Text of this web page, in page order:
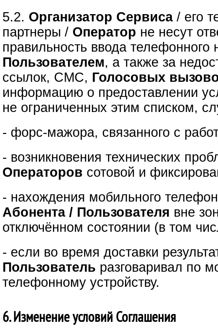
5.2. Организатор Сервиса/ его
партнеры / Оператор не несут
правильность ввода телефонного
Пользователем, а также за
ссылок, СМС, Голосовых
информацию о предоставлении
не ограниченных этим списком,
- форс-мажора, связанного с
- возникновения технических
Операторов сотовой и
- нахождения мобильного
Абонента / Пользователя вне
отключённом состоянии (в том
- если во время доставки
Пользователь разговаривал по
телефонному устройству.
6. Изменение условий Соглашения